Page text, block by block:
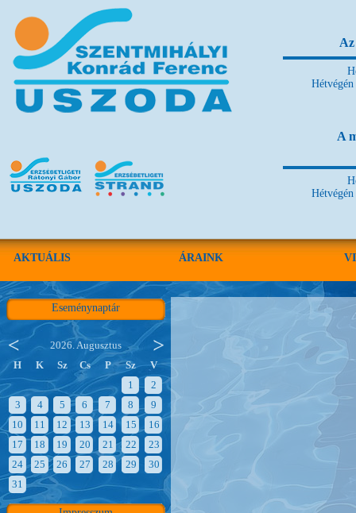
A
AKTUÁLIS ÁRAINK
Eseménynaptár
2026. Augusztus
H
K Sz Cs P Sz
V
1
2
3
4 5 6 7 8
9
10
11 12 13 14 15
16
17
18 19 20 21 22
23
24
25 26 27 28 29
30
31